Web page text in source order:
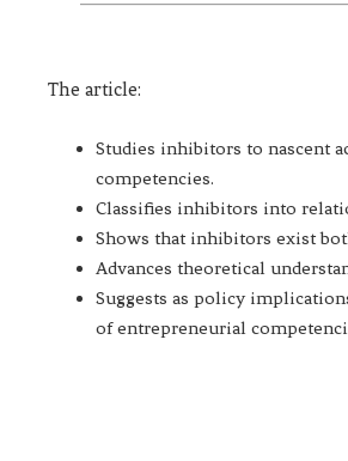
The article:
Studies inhibitors to nascent
competencies.
Classifies inhibitors into
Shows that inhibitors exist
Advances theoretical
Suggests as policy
of entrepreneurial